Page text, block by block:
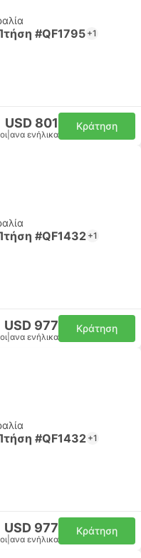
#QF1795+1
USD 801
ανα ενήλικα
Κράτηση
#QF1432+1
USD 977
ανα ενήλικα
Κράτηση
#QF1432+1
USD 977
ανα ενήλικα
Κράτηση